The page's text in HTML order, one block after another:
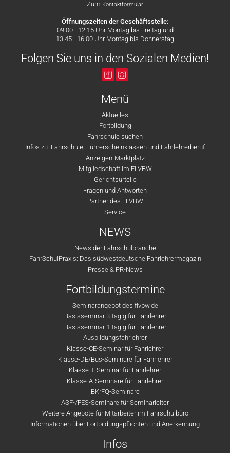
Zum Kontaktformular
Öffnungszeiten der Geschäftsstelle:
09.00 - 12.15 Uhr Montag bis Freitag und
13.45 - 16.00 Uhr Montag bis Donnerstag
Folgen Sie uns in den Sozialen Medien!
Menü
Aktuelles
Fortbildung
Fahrschule suchen
Infos zu: Fahrschule, Führerscheinklassen und Fahrlehrerberuf
Anzeigen-Marktplatz
Mitgliedschaft im FLVBW
Gerichtsurteile
Fragen und Antworten
Partner des FLVBW
Service
NEWS
News der Fahrschulbranche
FahrSchulPraxis: Das südwestdeutsche Fahrlehrermagazin
Presse & PR-News
Fortbildungstermine
Seminarangebot des flvbw.de
Basisseminar 3-tägig für Fahrlehrer
Basisseminar 1-tägig für Fahrlehrer
Ausbildungsfahrlehrer
Klasse-CE-Seminar für Fahrlehrer
Klasse-DE/Bus-Seminare für Fahrlehrer
Klasse-T-Seminar für Fahrlehrer
Klasse-A-Seminare für Fahrlehrer
BKrFQ-Seminare
ASF-/FES-Seminare für Seminarleiter
Weitere Angebote für Mitarbeiter im Fahrschulbüro
Informationen über Fortbildungspflichten und Anerkennung
Infos